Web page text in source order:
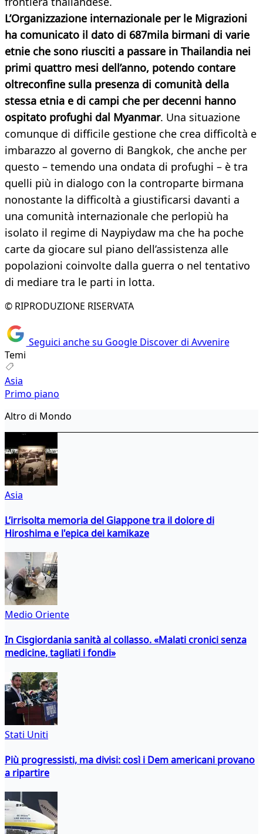
L’Organizzazione internazionale per le Migrazioni
ha comunicato il dato di 687mila birmani di varie
etnie che sono riusciti a passare in Thailandia nei
primi quattro mesi dell’anno, potendo contare
oltreconfine sulla presenza di comunità della
stessa etnia e di campi che per decenni hanno
ospitato profughi dal Myanmar. Una situazione
comunque di difficile gestione che crea difficoltà e
imbarazzo al governo di Bangkok, che anche per
questo – temendo una ondata di profughi – è tra
quelli più in dialogo con la controparte birmana
nonostante la difficoltà a giustificarsi davanti a
una comunità internazionale che perlopiù ha
isolato il regime di Naypiydaw ma che ha poche
carte da giocare sul piano dell’assistenza alle
popolazioni coinvolte dalla guerra o nel tentativo
di mediare tra le parti in lotta.
© RIPRODUZIONE RISERVATA
Seguici anche su Google Discover di Avvenire
Temi
Asia
Primo piano
Altro di Mondo
Asia
L’irrisolta memoria del Giappone tra il dolore di
Hiroshima e l'epica dei kamikaze
Medio Oriente
In Cisgiordania sanità al collasso. «Malati cronici senza
medicine, tagliati i fondi»
Stati Uniti
Più progressisti, ma divisi: così i Dem americani provano
a ripartire